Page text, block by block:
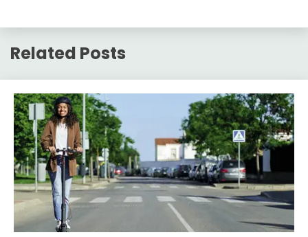
Related Posts